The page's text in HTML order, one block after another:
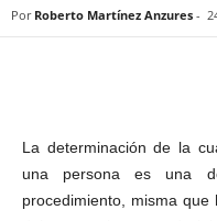
Por Roberto Martínez Anzures -
La determinación de la
una persona es una
procedimiento, misma